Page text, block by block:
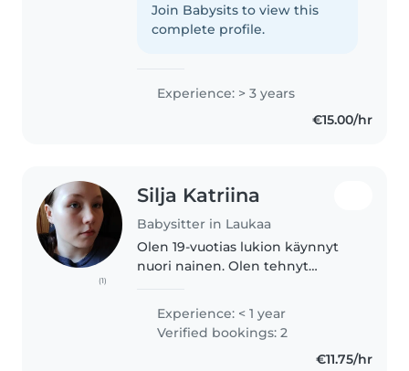
pelejä. Pidän kiinni sovituista
ajoista, olen reipas ja nopea
Join Babysits to view this
complete profile.
Experience: > 3 years
€15.00/hr
(1)
Silja Katriina
Babysitter in Laukaa
Olen 19-vuotias lukion käynnyt
nuori nainen. Olen tehnyt
päiväkodeissa, sekä hoitanut
myös sukulaislapsia. Olen
urheilullinen ja
mielikuvituksellinen sekä tulen..
Experience: < 1 year
Verified bookings: 2
€11.75/hr